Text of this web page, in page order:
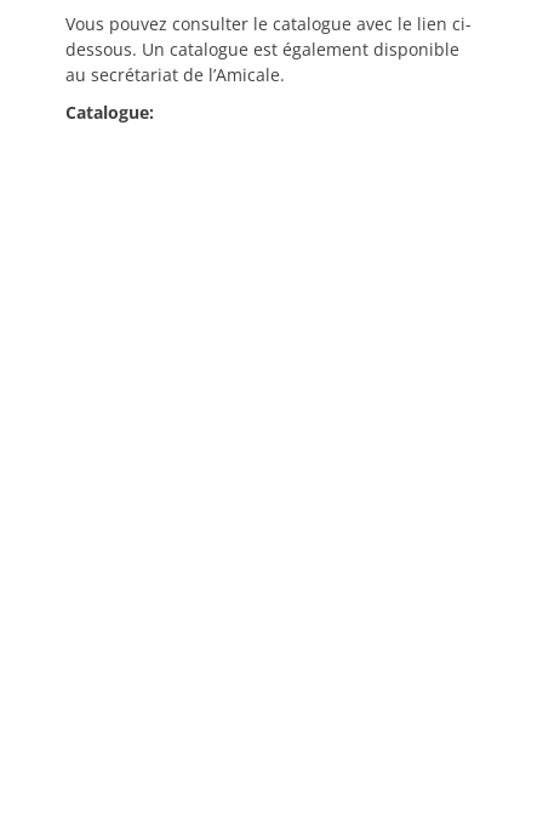
Vous pouvez consulter le catalogue avec le lien ci-
dessous. Un catalogue est également disponible
au secrétariat de l’Amicale.
Catalogue: